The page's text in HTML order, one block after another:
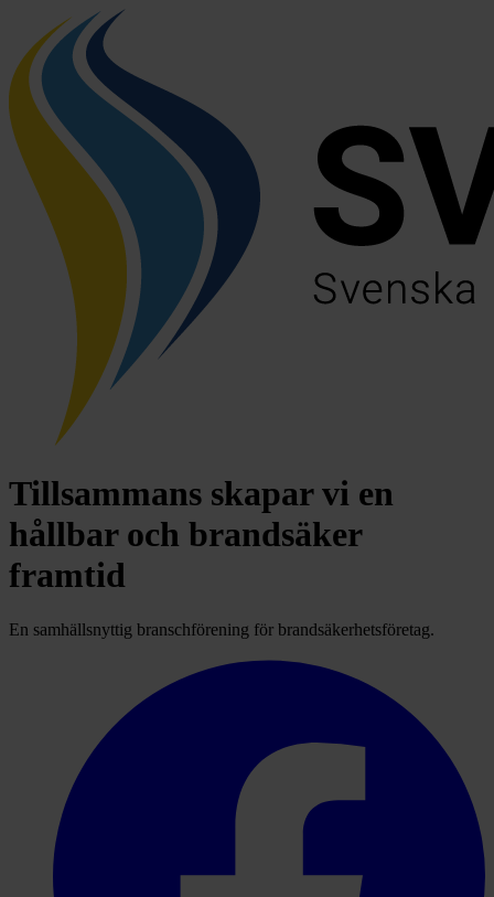
Tillsammans skapar vi en
hållbar och brandsäker
framtid
En samhällsnyttig branschförening för brandsäkerhetsföretag.